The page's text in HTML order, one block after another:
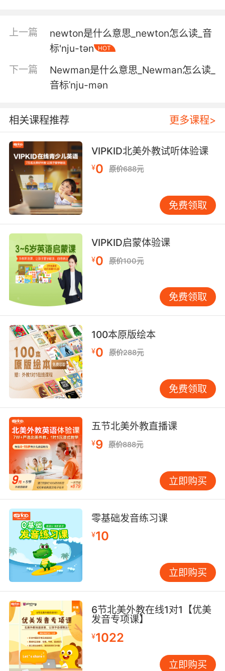
上一篇
newton是什么意思_newton怎么读_音
标'nju-tən
HOT
下一篇
Newman是什么意思_Newman怎么读_
音标ˈnju-mən
相关课程推荐 更多课程>
VIPKID北美外教试听体验课
¥0 原价688元
免费领取
VIPKID启蒙体验课
¥0 原价100元
免费领取
100本原版绘本
¥0 原价288元
免费领取
五节北美外教直播课
¥9 原价888元
立即购买
零基础发音练习课
¥10
立即购买
6节北美外教在线1对1【优美
发音专项课】
¥1022
立即购买